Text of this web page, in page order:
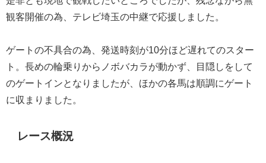
観客開催の為、テレビ埼玉の中継で応援しました。
ゲートの不具合の為、発送時刻が10分ほど遅れてのスター
ト。長めの輪乗りからノボバカラが動かず、目隠しをして
のゲートインとなりましたが、ほかの各馬は順調にゲート
に収まりました。
レース概況